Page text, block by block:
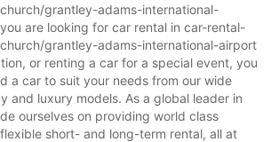
grantley-adams-international-
are looking for car rental in car-rental-
grantley-adams-international-airport
or renting a car for a special event, you
a car to suit your needs from our wide
and luxury models. As a global leader in
ourselves on providing world class
short- and long-term rental, all at